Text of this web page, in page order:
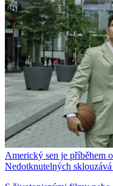
Americký sen je příběhem
Nedotknutelných